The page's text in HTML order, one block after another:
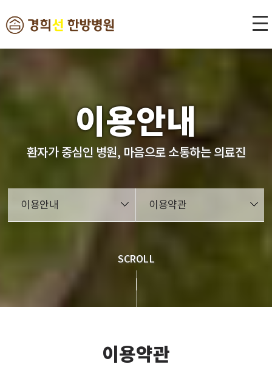
이용안내
환자가 중심인 병원, 마음으로 소통하는 의료진
이용안내 이용약관
SCROLL
이용약관